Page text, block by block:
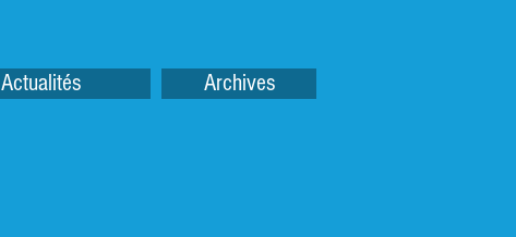
Actualités Archives